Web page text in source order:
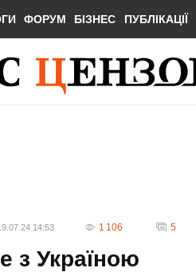
ФОРУМ БІЗНЕС ПУБЛІКАЦІЇ
14:53 1 106 5
з Україною